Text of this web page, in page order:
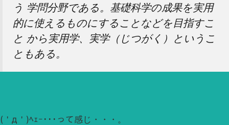
う 学問分野である。基礎科学の成果を実用
的に使えるものにすることなどを目指すこ
と から実用学、実学（じつがく）というこ
ともある。
(＇д＇)ﾍｪｰ･･･って感じ・・・。